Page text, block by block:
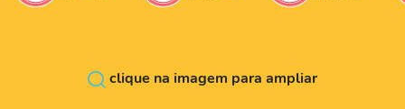
clique na imagem para ampliar